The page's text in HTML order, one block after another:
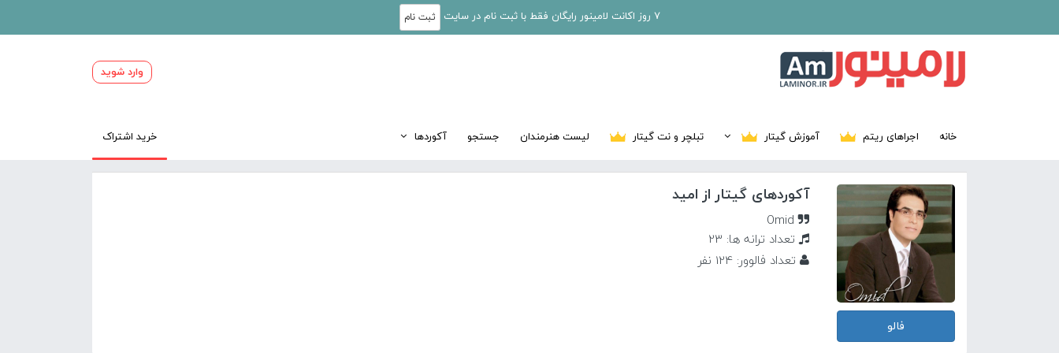
7 روز اکانت لامینور رایگان فقط با ثبت نام در سایت ثبت نام
وارد شوید
خانه اجراهای ریتم آموزش گیتار تبلچر و نت گیتار لیست هنرمندان جستجو آکوردها خرید اشتراک
فالو
آکوردهای گیتار از امید
Omid
تعداد ترانه ها: 23
تعداد فالوور: 124 نفر